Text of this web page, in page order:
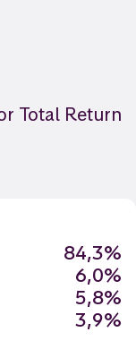
Total Return
84,3%
6,0%
5,8%
3,9%